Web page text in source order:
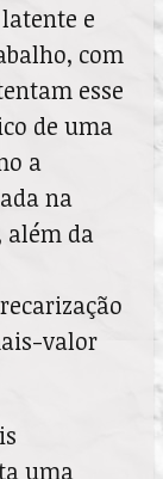
e
com
esse
de uma
a
na
além da
valor
uma